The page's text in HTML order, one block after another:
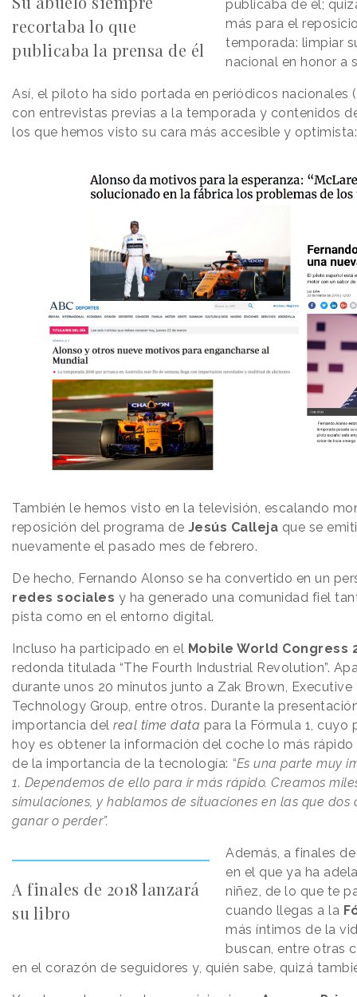
recortaba lo que
publicaba la prensa de él
publicaba de él;
más para el
temporada: limpiar
nacional en honor a
Así, el piloto ha sido portada en periódicos nacionales (
con entrevistas previas a la temporada y contenidos
los que hemos visto su cara más accesible y optimista:
También le hemos visto en la televisión, escalando
reposición del programa de Jesús Calleja que se
nuevamente el pasado mes de febrero.
De hecho, Fernando Alonso se ha convertido en un
redes sociales y ha generado una comunidad fiel
pista como en el entorno digital.
Incluso ha participado en el Mobile World Congress
redonda titulada “The Fourth Industrial Revolution”.
durante unos 20 minutos junto a Zak Brown,
Technology Group, entre otros. Durante la
importancia del real time data para la Fórmula 1, cuyo
hoy es obtener la información del coche lo más
de la importancia de la tecnología: “Es una parte muy
1. Dependemos de ello para ir más rápido. Creamos
simulaciones, y hablamos de situaciones en las que dos
ganar o perder”.
A finales de 2018 lanzará
su libro
Además, a finales
en el que ya ha
niñez, de lo que te
cuando llegas a la
más íntimos de la
buscan, entre otras
en el corazón de seguidores y, quién sabe, quizá